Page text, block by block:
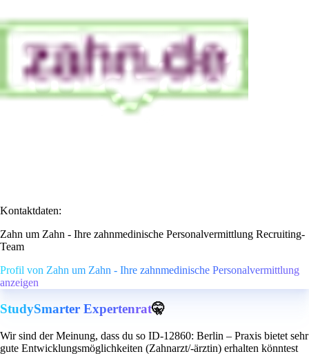
Kontaktdaten:
Zahn um Zahn - Ihre zahnmedinische Personalvermittlung Recruiting-
Team
Profil von Zahn um Zahn - Ihre zahnmedinische Personalvermittlung
anzeigen
StudySmarter Expertenrat🤫
Wir sind der Meinung, dass du so ID-12860: Berlin – Praxis bietet sehr
gute Entwicklungsmöglichkeiten (Zahnarzt/-ärztin) erhalten könntest